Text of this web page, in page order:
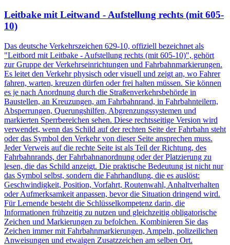
Leitbake mit Leitwand - Aufstellung rechts (mit 605-
10)
Das deutsche Verkehrszeichen 629-10, offiziell bezeichnet als
"Leitbord mit Leitbake - Aufstellung rechts (mit 605-10)", gehört
zur Gruppe der Verkehrseinrichtungen und Fahrbahnmarkierungen.
Es leitet den Verkehr physisch oder visuell und zeigt an, wo Fahrer
fahren, warten, kreuzen dürfen oder frei halten müssen. Sie können
es je nach Anordnung durch die Straßenverkehrsbehörde in
Baustellen, an Kreuzungen, am Fahrbahnrand, in Fahrbahnteilern,
Absperrungen, Querungshilfen, Abgrenzungssystemen und
markierten Sperrbereichen sehen. Diese rechtsseitige Version wird
verwendet, wenn das Schild auf der rechten Seite der Fahrbahn steht
oder das Symbol den Verkehr von dieser Seite ansprechen muss.
Jeder Verweis auf die rechte Seite ist als Teil der Richtung, des
Fahrbahnrands, der Fahrbahnanordnung oder der Platzierung zu
lesen, die das Schild anzeigt. Die praktische Bedeutung ist nicht nur
das Symbol selbst, sondern die Fahrhandlung, die es auslöst:
Geschwindigkeit, Position, Vorfahrt, Routenwahl, Anhaltverhalten
oder Aufmerksamkeit anpassen, bevor die Situation dringend wird.
Für Lernende besteht die Schlüsselkompetenz darin, die
Informationen frühzeitig zu nutzen und gleichzeitig obligatorische
Zeichen und Markierungen zu befolchen. Kombinieren Sie das
Zeichen immer mit Fahrbahnmarkierungen, Ampeln, polizeilichen
Anweisungen und etwaigen Zusatzzeichen am selben Ort.